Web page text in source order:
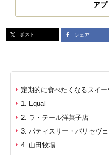
アプ
ポスト シェア
定期的に食べたくなるスイー
1. Equal
2. ラ・テール洋菓子店
3. パティスリー・パリセヴ
4. 山田牧場